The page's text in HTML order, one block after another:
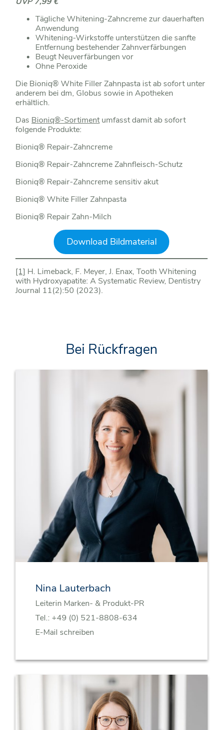
Tägliche Whitening-Zahncreme zur dauerhaften
Anwendung
Whitening-Wirkstoffe unterstützen die sanfte
Entfernung bestehender Zahnverfärbungen
Beugt Neuverfärbungen vor
Ohne Peroxide
Die Bioniq® White Filler Zahnpasta ist ab sofort unter
anderem bei dm, Globus sowie in Apotheken
erhältlich.
Das Bioniq®-Sortimentumfasst damit ab sofort
folgende Produkte:
Bioniq® Repair-Zahncreme
Bioniq® Repair-Zahncreme Zahnfleisch-Schutz
Bioniq® Repair-Zahncreme sensitiv akut
Bioniq® White Filler Zahnpasta
Bioniq® Repair Zahn-Milch
Download Bildmaterial
[1] H. Limeback, F. Meyer, J. Enax, Tooth Whitening
with Hydroxyapatite: A Systematic Review, Dentistry
Journal 11(2):50 (2023).
Bei Rückfragen
Nina Lauterbach
Leiterin Marken- & Produkt-PR
Tel.: +49 (0) 521-8808-634
E-Mail schreiben